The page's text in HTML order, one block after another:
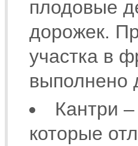
плодовые
дорожек.
участка в
выполнено
Кантри
которые